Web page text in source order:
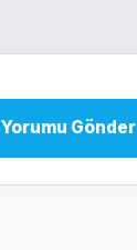
Yorumu Gönder